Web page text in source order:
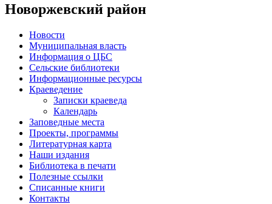
Новоржевский район
Новости
Муниципальная власть
Информация о ЦБС
Сельские библиотеки
Информационные ресурсы
Краеведение
Записки краеведа
Календарь
Заповедные места
Проекты, программы
Литературная карта
Наши издания
Библиотека в печати
Полезные ссылки
Списанные книги
Контакты